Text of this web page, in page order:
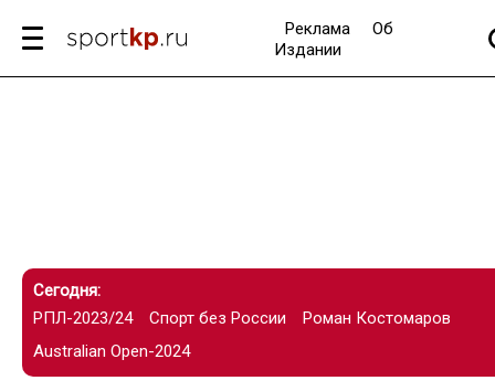
Реклама
Об
Издании
Сегодня:
РПЛ-2023/24
Спорт без России
Роман Костомаров
Australian Open-2024